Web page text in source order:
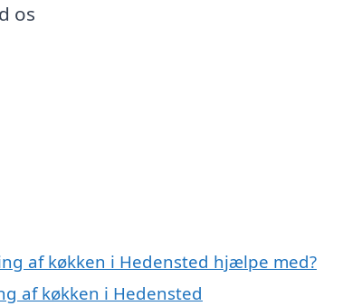
os
af køkken i Hedensted hjælpe med?
af køkken i Hedensted